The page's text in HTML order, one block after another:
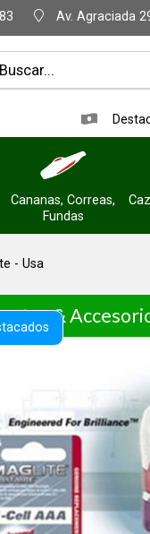
Av. Agraciada
Cananas, Correas,
Fundas
- Usa
&